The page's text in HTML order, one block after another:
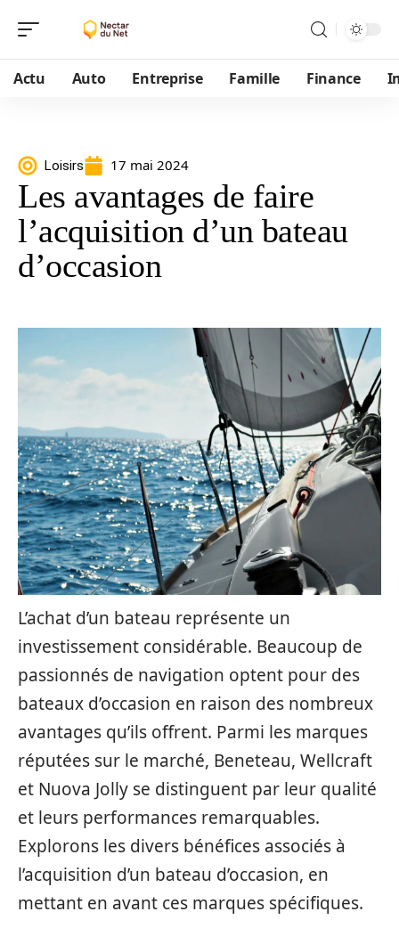
Actu Auto Entreprise Famille Finance
Loisirs 17 mai 2024
Les avantages de faire
l’acquisition d’un bateau
d’occasion
L’achat d’un bateau représente un
investissement considérable. Beaucoup de
passionnés de navigation optent pour des
bateaux d’occasion en raison des nombreux
avantages qu’ils offrent. Parmi les marques
réputées sur le marché, Beneteau, Wellcraft
et Nuova Jolly se distinguent par leur qualité
et leurs performances remarquables.
Explorons les divers bénéfices associés à
l’acquisition d’un bateau d’occasion, en
mettant en avant ces marques spécifiques.